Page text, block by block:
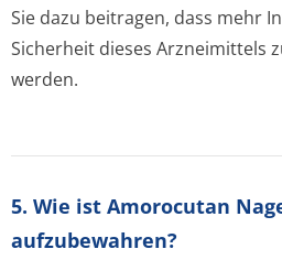
Sie dazu beitragen, dass mehr
Sicherheit dieses Arzneimittels
werden.
5. Wie ist Amorocutan
aufzubewahren?